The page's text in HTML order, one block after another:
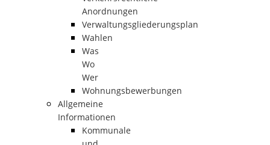
Anordnungen
Verwaltungsgliederungsplan
Wahlen
Was
Wo
Wer
Wohnungsbewerbungen
Allgemeine
Informationen
Kommunale